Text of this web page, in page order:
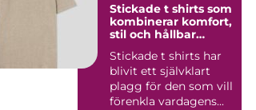
Stickade t shirts som
kombinerar komfort,
stil och hållbar
Stickade t shirts har
blivit ett självklart
plagg för den som vill
förenkla vardagens...